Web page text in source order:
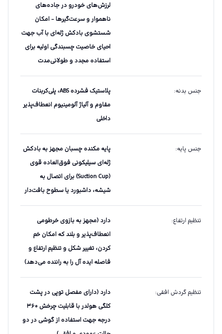
لرزش‌های خودرو در جاده‌های
ناهموار و سرعت‌گیرها - امکان
شستشوی بادکش ژله‌ای با آب جهت
احیای خاصیت چسبندگی اولیه برای
استفاده مجدد و طولانی‌مدت
جنس بدنه:
پلاستیک فشرده ABS، پلی‌کربنات
مقاوم و آلیاژ آلومینیوم انعطاف‌پذیر
داخلی
جنس پایه:
پایه مکنده چسبان مجهز به بادکش
ژله‌ای سیلیکونی فوق‌العاده قوی
(Suction Cup) برای اتصال به
شیشه، داشبورد یا سطوح بافت‌دار
تنظیم ارتفاع:
دارد (مجهز به بازوی خرطومی
انعطاف‌پذیر و بلند که امکان خم
کردن، تغییر شکل و تنظیم ارتفاع و
فاصله ایده آل را به راننده می‌دهد)
تنظیم گردش افقی:
دارد (دارای مفصل توپی در پشت
کلگی هولدر با قابلیت چرخش ۳۶۰
درجه جهت استفاده از گوشی در دو